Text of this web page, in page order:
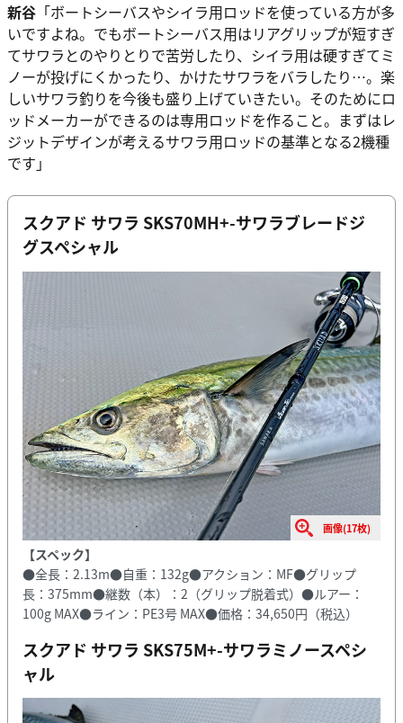
新谷 「ボートシーバスやシイラ用ロッドを使っている方が多
いですよね。でもボートシーバス用はリアグリップが短すぎ
てサワラとのやりとりで苦労したり、シイラ用は硬すぎてミ
ノーが投げにくかったり、かけたサワラをバラしたり…。楽
しいサワラ釣りを今後も盛り上げていきたい。そのためにロ
ッドメーカーができるのは専用ロッドを作ること。まずはレ
ジットデザインが考えるサワラ用ロッドの基準となる2機種
です」
スクアド サワラ SKS70MH+-サワラブレードジ
グスペシャル
画像(17枚)
【スペック】
●全長：2.13m●自重：132g●アクション：MF●グリップ
長：375mm●継数（本）：2（グリップ脱着式）●ルアー：
100g MAX●ライン：PE3号 MAX●価格：34,650円（税込）
スクアド サワラ SKS75M+-サワラミノースペシ
ャル